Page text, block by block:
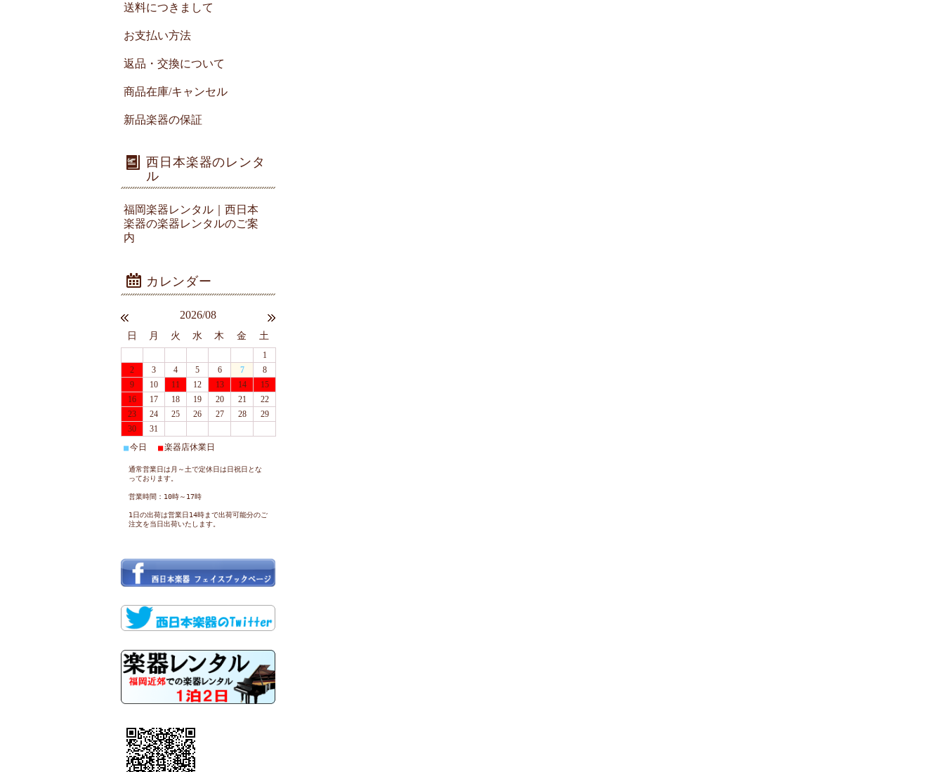
送料につきまして
お支払い方法
返品・交換について
商品在庫/キャンセル
新品楽器の保証
西日本楽器のレンタ
ル
福岡楽器レンタル｜西日本
楽器の楽器レンタルのご案
内
2026/08
日 月 火 水 木 金 土
1
2
3 4 5 6 7
8
9
10 11 12 13 14
15
16
17 18 19 20 21
22
23
24 25 26 27 28
29
30
31
■今日 ■楽器店休業日
通常営業日は月～土で定休日は日祝日とな
っております。
営業時間：10時～17時
1日の出荷は営業日14時まで出荷可能分のご
注文を当日出荷いたします。